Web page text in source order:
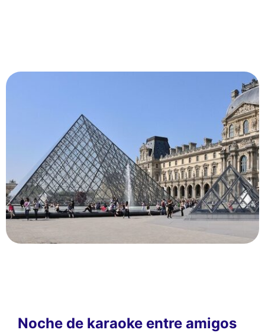
Noche de karaoke entre amigos